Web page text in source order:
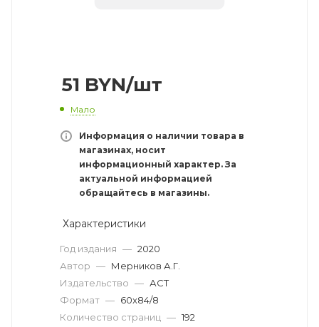
51 BYN/шт
Мало
Информация о наличии товара в
магазинах, носит
информационный характер. За
актуальной информацией
обращайтесь в магазины.
Характеристики
Год издания — 2020
Автор — Мерников А.Г.
Издательство — АСТ
Формат — 60x84/8
Количество страниц — 192